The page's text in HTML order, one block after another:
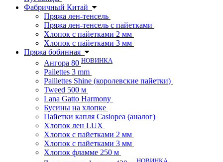
Фабричный Китай
Пряжа лен-тенсель
Пряжа лен-тенсель с пайетками
Хлопок с пайетками 2 мм
Хлопок с пайетками 3 мм
Пряжа бобинная
Ангора 80 НОВИНКА
Pailettes 3 mm
Paillettes Shine (королевские пайетки)
Tweed 500 м
Lana Gatto Harmony
Бусины на хлопке
Пайетки капля Casiopea (аналог)
Хлопок лен LUX
Хлопок с пайетками 2 мм
Хлопок с пайетками 3 мм
Хлопок фламме 250 м